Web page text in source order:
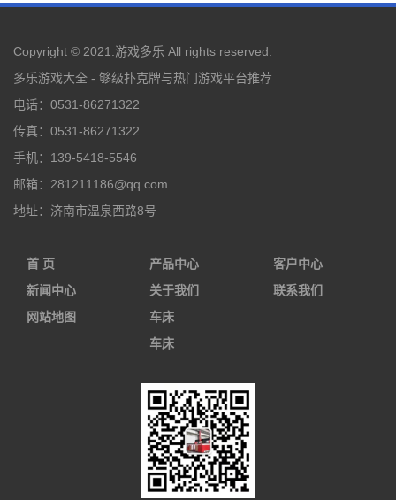
Copyright © 2021. 游戏多乐 All rights reserved.
多乐游戏大全 - 够级扑克牌与热门游戏平台推荐
电话： 0531-86271322
传真： 0531-86271322
手机： 139-5418-5546
邮箱： 281211186@qq.com
地址： 济南市温泉西路8号
首 页 产品中心
客户中心
新闻中心
关于我们
联系我们
网站地图
车床
车床